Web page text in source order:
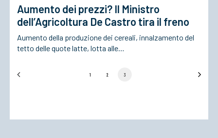
Aumento dei prezzi? Il Ministro
dell’Agricoltura De Castro tira il freno
Aumento della produzione dei cereali, innalzamento del
tetto delle quote latte, lotta alle…
1 2 3